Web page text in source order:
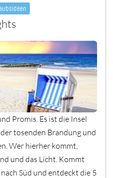
Promis. Es ist die Insel
tosenden Brandung und
Wer hierher kommt,
und das Licht. Kommt
Süd und entdeckt die 5